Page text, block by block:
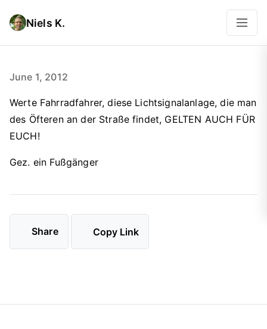
Niels K.
June 1, 2012
Werte Fahrradfahrer, diese Lichtsignalanlage, die man
des Öfteren an der Straße findet, GELTEN AUCH FÜR
EUCH!
Gez. ein Fußgänger
Share Copy Link